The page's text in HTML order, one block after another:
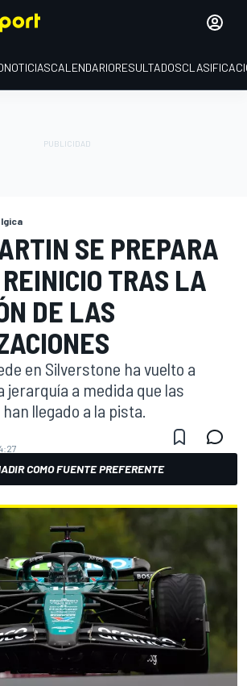
NOTICIASCALENDARIORESULTADOS
SE PREPARA
TRAS LA
DE LAS
en Silverstone ha vuelto a
jerarquía a medida que las
llegado a la pista.
COMO FUENTE PREFERENTE